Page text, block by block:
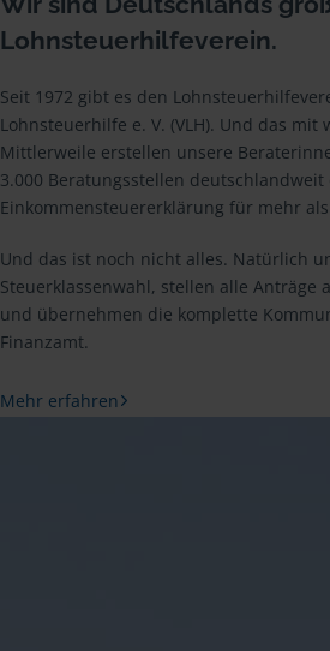
Lohnsteuerhilfeverein.
Seit 1972 gibt es den
Lohnsteuerhilfe e. V. (VLH). Und das mit
Mittlerweile erstellen unsere
3.000 Beratungsstellen deutschlandweit
Einkommensteuererklärung für mehr
Und das ist noch nicht alles. Natürlich
Steuerklassenwahl, stellen alle Anträge
und übernehmen die komplette
Finanzamt.
Mehr erfahren